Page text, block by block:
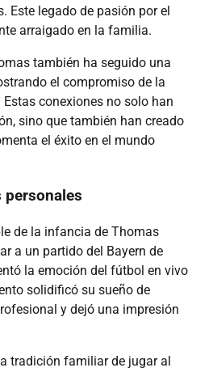
Este legado de pasión por el
arraigado en la familia.
también ha seguido una
el compromiso de la
conexiones no solo han
sino que también han creado
el éxito en el mundo
personales
de la infancia de Thomas
a un partido del Bayern de
la emoción del fútbol en vivo
solidificó su sueño de
y dejó una impresión
tradición familiar de jugar al